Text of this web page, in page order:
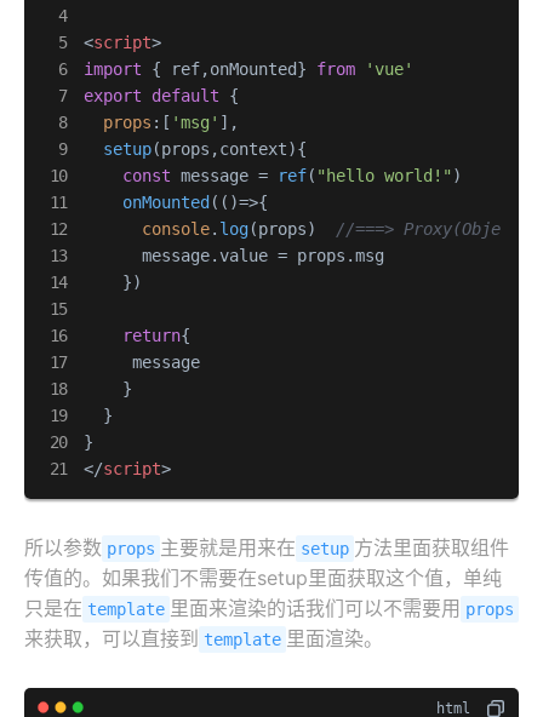
<script>
import { ref,onMounted} from
'vue'
export
default {
props :[ 'msg' ],
setup(props,context){
const message = ref( "hello world!" )
onMounted ( ()=>{
console. log(props)
//===>
      message.
value = props.msg
    })
return{
     message
    }
  }
</script>
所以参数 props 主要就是用来在 setup 方法里面获取组件
传值的。如果我们不需要在setup里面获取这个值，单纯
只是在 template 里面来渲染的话我们可以不需要用 props
来获取，可以直接到 template 里面渲染。